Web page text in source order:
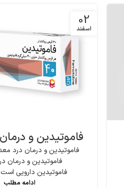
02
اسفند
فاموتیدین و
فاموتیدین و درمان درد
فاموتیدین و درمان
فاموتیدین دارویی است
ادامه مطلب